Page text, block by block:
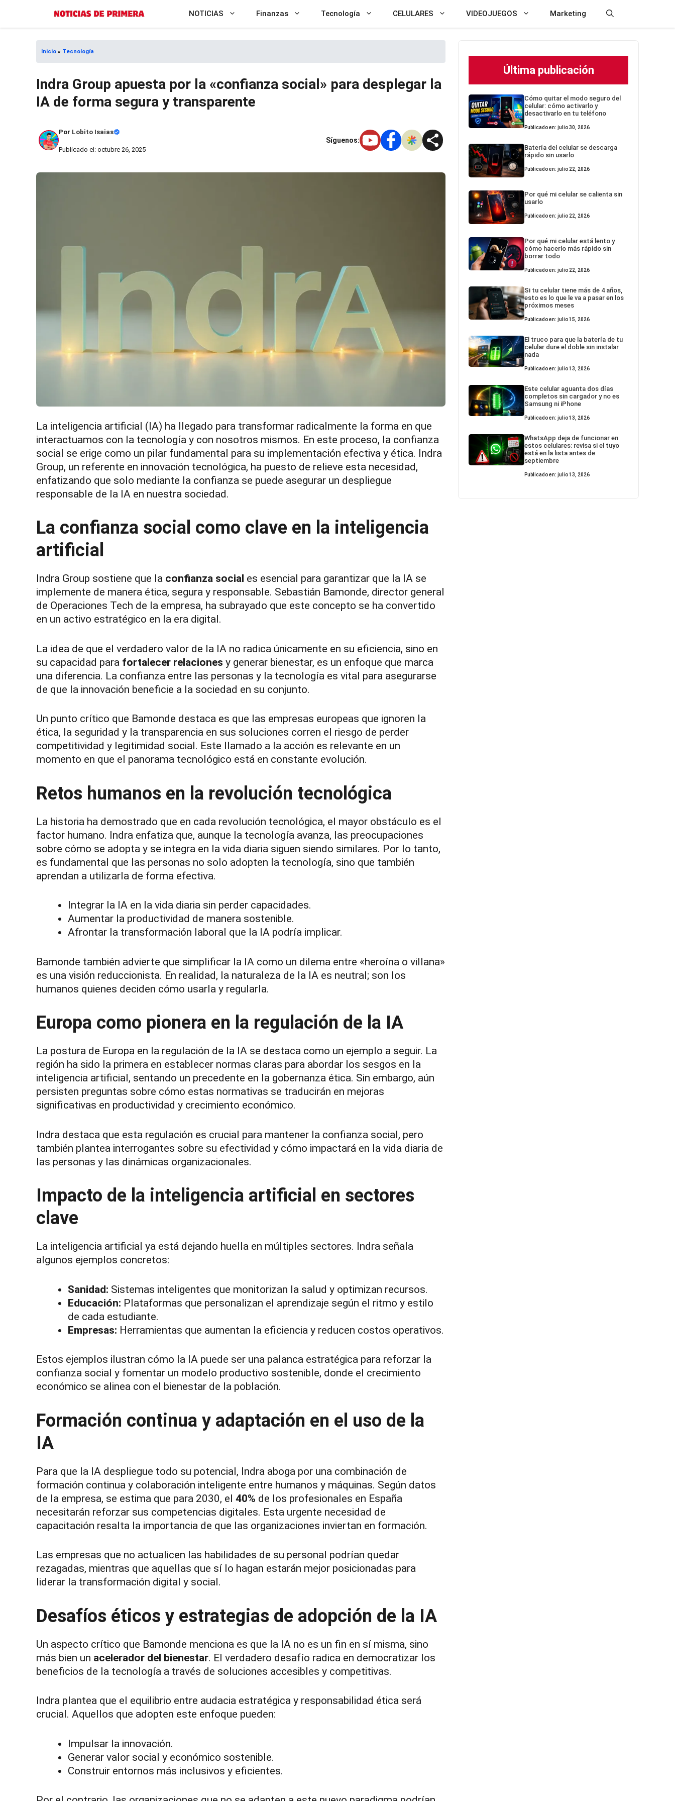
al
contenido
NOTICIAS Finanzas Tecnología CELULARES VIDEOJUEGOS Marketing
Inicio » Tecnología
Indra Group apuesta por la «confianza social» para desplegar la
IA de forma segura y transparente
Por Lobito Isaias
Publicado el: octubre 26, 2025
Síguenos:
La inteligencia artificial (IA) ha llegado para transformar radicalmente la forma en que
interactuamos con la tecnología y con nosotros mismos. En este proceso, la confianza
social se erige como un pilar fundamental para su implementación efectiva y ética. Indra
Group, un referente en innovación tecnológica, ha puesto de relieve esta necesidad,
enfatizando que solo mediante la confianza se puede asegurar un despliegue
responsable de la IA en nuestra sociedad.
La confianza social como clave en la inteligencia
artificial
Indra Group sostiene que la confianza social es esencial para garantizar que la IA se
implemente de manera ética, segura y responsable. Sebastián Bamonde, director general
de Operaciones Tech de la empresa, ha subrayado que este concepto se ha convertido
en un activo estratégico en la era digital.
La idea de que el verdadero valor de la IA no radica únicamente en su eficiencia, sino en
su capacidad para fortalecer relaciones y generar bienestar, es un enfoque que marca
una diferencia. La confianza entre las personas y la tecnología es vital para asegurarse
de que la innovación beneficie a la sociedad en su conjunto.
Un punto crítico que Bamonde destaca es que las empresas europeas que ignoren la
ética, la seguridad y la transparencia en sus soluciones corren el riesgo de perder
competitividad y legitimidad social. Este llamado a la acción es relevante en un
momento en que el panorama tecnológico está en constante evolución.
Retos humanos en la revolución tecnológica
La historia ha demostrado que en cada revolución tecnológica, el mayor obstáculo es el
factor humano. Indra enfatiza que, aunque la tecnología avanza, las preocupaciones
sobre cómo se adopta y se integra en la vida diaria siguen siendo similares. Por lo tanto,
es fundamental que las personas no solo adopten la tecnología, sino que también
aprendan a utilizarla de forma efectiva.
Integrar la IA en la vida diaria sin perder capacidades.
Aumentar la productividad de manera sostenible.
Afrontar la transformación laboral que la IA podría implicar.
Bamonde también advierte que simplificar la IA como un dilema entre «heroína o villana»
es una visión reduccionista. En realidad, la naturaleza de la IA es neutral; son los
humanos quienes deciden cómo usarla y regularla.
Europa como pionera en la regulación de la IA
La postura de Europa en la regulación de la IA se destaca como un ejemplo a seguir. La
región ha sido la primera en establecer normas claras para abordar los sesgos en la
inteligencia artificial, sentando un precedente en la gobernanza ética. Sin embargo, aún
persisten preguntas sobre cómo estas normativas se traducirán en mejoras
significativas en productividad y crecimiento económico.
Indra destaca que esta regulación es crucial para mantener la confianza social, pero
también plantea interrogantes sobre su efectividad y cómo impactará en la vida diaria de
las personas y las dinámicas organizacionales.
Impacto de la inteligencia artificial en sectores
clave
La inteligencia artificial ya está dejando huella en múltiples sectores. Indra señala
algunos ejemplos concretos:
Sanidad: Sistemas inteligentes que monitorizan la salud y optimizan recursos.
Educación: Plataformas que personalizan el aprendizaje según el ritmo y estilo
de cada estudiante.
Empresas: Herramientas que aumentan la eficiencia y reducen costos operativos.
Estos ejemplos ilustran cómo la IA puede ser una palanca estratégica para reforzar la
confianza social y fomentar un modelo productivo sostenible, donde el crecimiento
económico se alinea con el bienestar de la población.
Formación continua y adaptación en el uso de la
IA
Para que la IA despliegue todo su potencial, Indra aboga por una combinación de
formación continua y colaboración inteligente entre humanos y máquinas. Según datos
de la empresa, se estima que para 2030, el 40% de los profesionales en España
necesitarán reforzar sus competencias digitales. Esta urgente necesidad de
capacitación resalta la importancia de que las organizaciones inviertan en formación.
Las empresas que no actualicen las habilidades de su personal podrían quedar
rezagadas, mientras que aquellas que sí lo hagan estarán mejor posicionadas para
liderar la transformación digital y social.
Desafíos éticos y estrategias de adopción de la IA
Un aspecto crítico que Bamonde menciona es que la IA no es un fin en sí misma, sino
más bien un acelerador del bienestar. El verdadero desafío radica en democratizar los
beneficios de la tecnología a través de soluciones accesibles y competitivas.
Indra plantea que el equilibrio entre audacia estratégica y responsabilidad ética será
crucial. Aquellos que adopten este enfoque pueden:
Impulsar la innovación.
Generar valor social y económico sostenible.
Construir entornos más inclusivos y eficientes.
Última publicación
Cómo quitar el modo seguro del
celular: cómo activarlo y
desactivarlo en tu teléfono
Publicado en: julio 30, 2026
Batería del celular se descarga
rápido sin usarlo
Publicado en: julio 22, 2026
Por qué mi celular se calienta sin
usarlo
Publicado en: julio 22, 2026
Por qué mi celular está lento y
cómo hacerlo más rápido sin
borrar todo
Publicado en: julio 22, 2026
Si tu celular tiene más de 4 años,
esto es lo que le va a pasar en los
próximos meses
Publicado en: julio 15, 2026
El truco para que la batería de tu
celular dure el doble sin instalar
nada
Publicado en: julio 13, 2026
Este celular aguanta dos días
completos sin cargador y no es
Samsung ni iPhone
Publicado en: julio 13, 2026
WhatsApp deja de funcionar en
estos celulares: revisa si el tuyo
está en la lista antes de
septiembre
Publicado en: julio 13, 2026